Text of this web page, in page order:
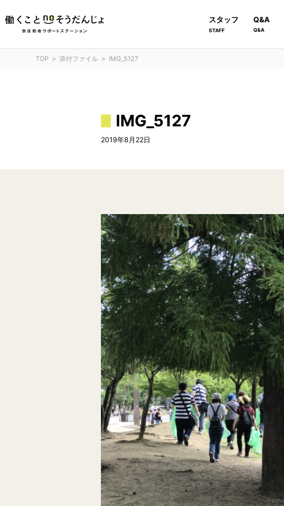
スタッフ
STAFF
Q&A
Q&A
TOP 添付ファイル IMG_5127
IMG_5127
2019年8月22日